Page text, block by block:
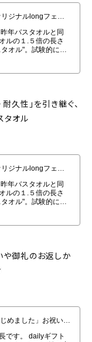
４枚セット発売開始
久性」を引き継ぐ、
タオル
４枚セット発売開始
や御礼のお返しか
返しから、日頃の感